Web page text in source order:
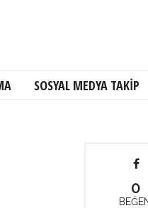
SOSYAL MEDYA TAKİP
0